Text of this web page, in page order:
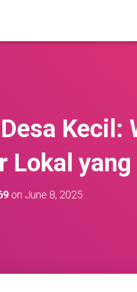
Kecil:
Lokal
on June 8, 2025